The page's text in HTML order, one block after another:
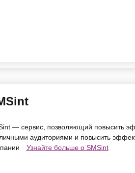
— сервис, позволяющий повысить
аудиториями и повысить
Узнайте больше о SMSint